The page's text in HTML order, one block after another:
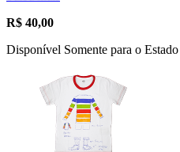
R$ 40,00
Disponível Somente para o